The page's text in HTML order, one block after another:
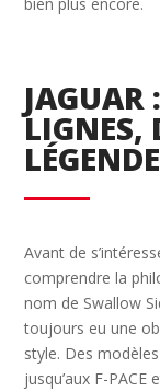
JAGUAR
LIGNES,
LÉGENDE
Avant de
comprendre la
nom de Swallow
toujours eu une
style. Des
jusqu’aux F-PACE